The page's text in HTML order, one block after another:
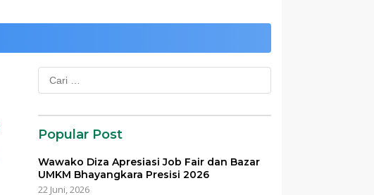
Cari
untuk:
Popular Post
Wawako Diza Apresiasi Job Fair dan Bazar
UMKM Bhayangkara Presisi 2026
22 Juni, 2026